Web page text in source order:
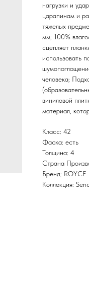
нагрузки и
царапинам и
тяжелых
мм; 100%
сцепляет
использовать
человека;
виниловой
материал,
Класс: 42
Фаска: есть
Толщина: 4
Страна
Бренд: ROYCE
Коллекция: